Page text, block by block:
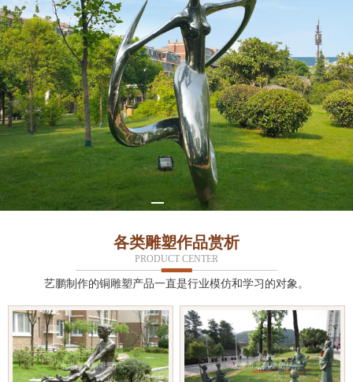
各类雕塑作品赏析
PRODUCT CENTER
艺鹏制作的铜雕塑产品一直是行业模仿和学习的对象。